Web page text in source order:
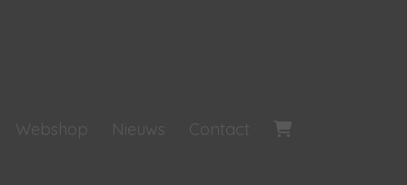
Webshop Nieuws Contact